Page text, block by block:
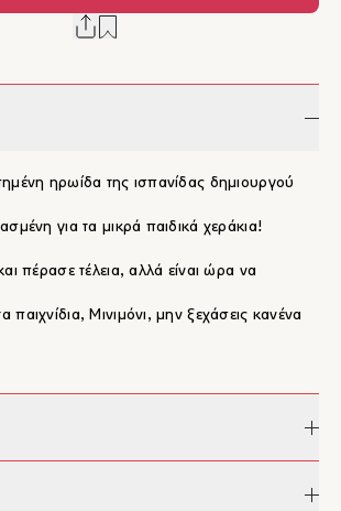
ηρωίδα της ισπανίδας δημιουργού
για τα μικρά παιδικά χεράκια!
πέρασε τέλεια, αλλά είναι ώρα να
παιχνίδια, Μινιμόνι, μην ξεχάσεις κανένα